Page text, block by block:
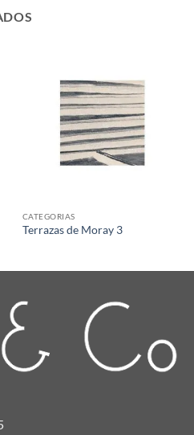
CATEGORIAS
Terrazas de Moray 3